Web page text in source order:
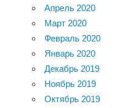
Апрель 2020
Март 2020
Февраль 2020
Январь 2020
Декабрь 2019
Ноябрь 2019
Октябрь 2019